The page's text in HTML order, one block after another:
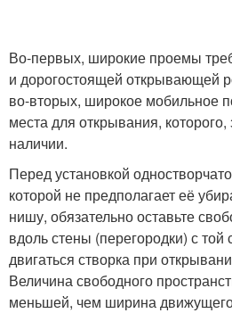
Во-первых, широкие проемы
и дорогостоящей открывающей
во-вторых, широкое мобильное
места для открывания,
наличии.
Перед установкой
которой не предполагает её
нишу, обязательно оставьте
вдоль стены (перегородки) с той
двигаться створка при
Величина свободного
меньшей, чем ширина